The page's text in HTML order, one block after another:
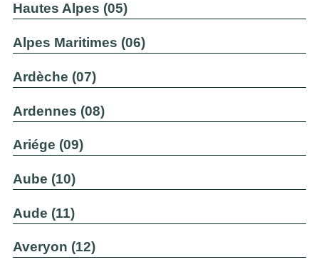
Hautes Alpes (05)
Alpes Maritimes (06)
Ardèche (07)
Ardennes (08)
Ariége (09)
Aube (10)
Aude (11)
Averyon (12)